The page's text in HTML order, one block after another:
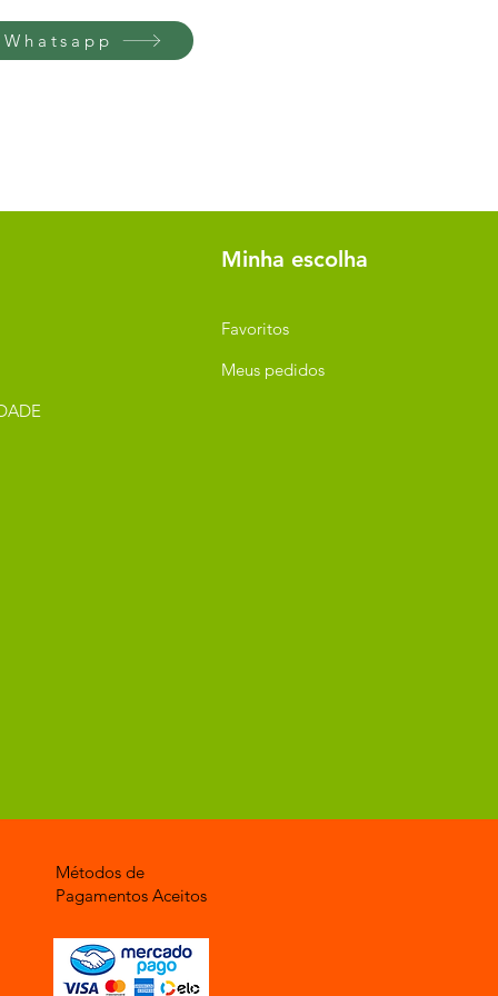
Minha escolha
Favoritos
Meus pedidos
Métodos de
Pagamentos Aceitos